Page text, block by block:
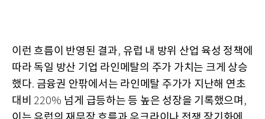
이런 흐름이 반영된 결과, 유럽 내 방위 산업 육성 정책에
따라 독일 방산 기업 라인메탈의 주가 가치는 크게 상승
했다. 금융권 안팎에서는 라인메탈 주가가 지난해 연초
대비 220% 넘게 급등하는 등 높은 성장을 기록했으며 ,